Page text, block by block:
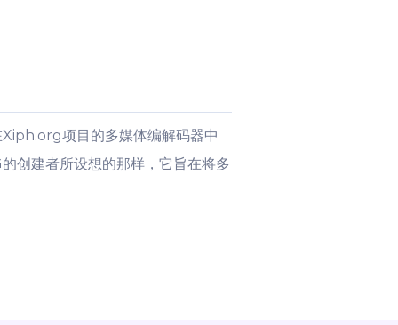
项目的多媒体编解码器中
创建者所设想的那样，它旨在将多